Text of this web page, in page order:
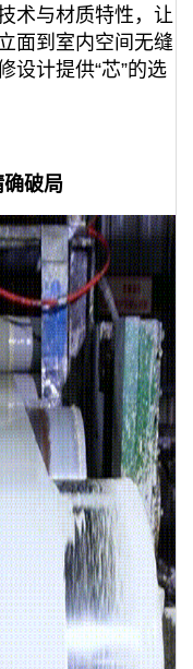
术与材质特性，让
面到室内空间无缝
设计提供“芯”的选
破局